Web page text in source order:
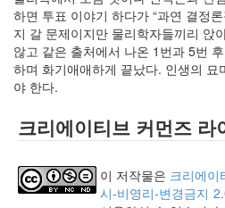
하면 투표 이야기 하다가 “과연 결정
지 갈 문제이지만 물리학자들끼리 앉
않고 같은 출처에서 나온 1번과 5번
하며 화기애애하게 끝났다. 인생의 묘
야 한다.
크리에이티브 커먼즈 라
이 저작물은 크리에이
시-비영리-변경금지
술,
세
상,
속
도,
관
감
블
로